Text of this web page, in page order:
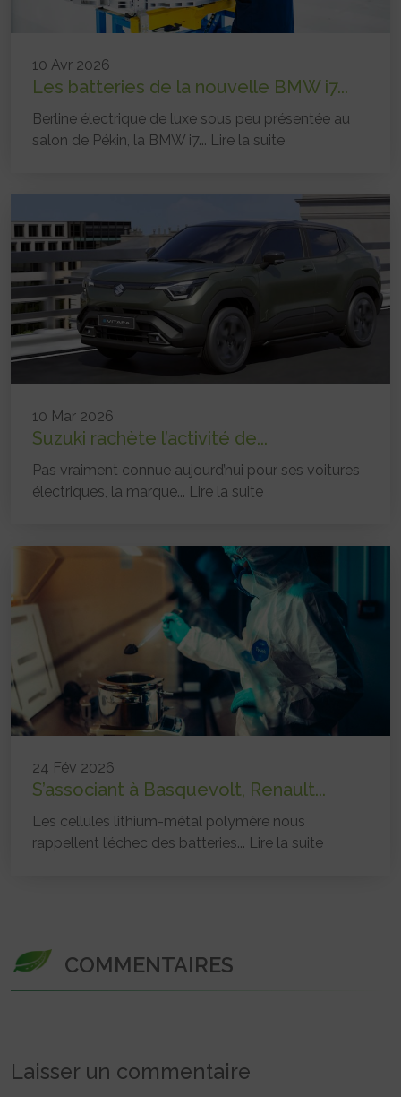
10 Avr 2026
Les batteries de la nouvelle BMW i7...
Berline électrique de luxe sous peu présentée au
salon de Pékin, la BMW i7... Lire la suite
10 Mar 2026
Suzuki rachète l’activité de...
Pas vraiment connue aujourd’hui pour ses voitures
électriques, la marque... Lire la suite
24 Fév 2026
S’associant à Basquevolt, Renault...
Les cellules lithium-métal polymère nous
rappellent l’échec des batteries... Lire la suite
COMMENTAIRES
Laisser un commentaire